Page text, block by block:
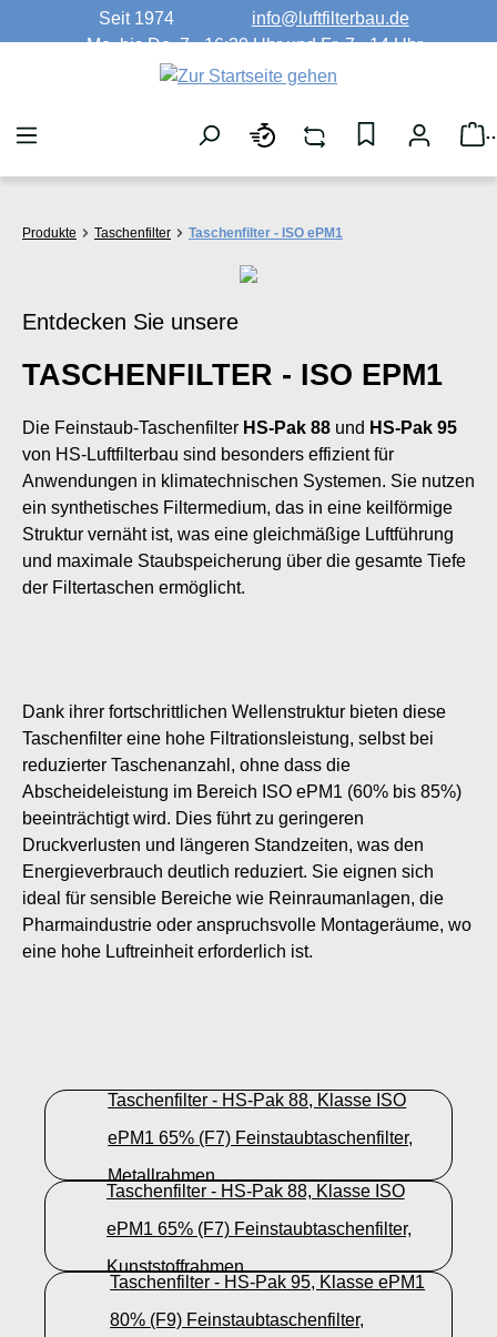
Zum Hauptinhalt springen
Seit 1974
info@luftfilterbau.de
Mo. bis Do. 7 - 16:30 Uhr und Fr. 7 - 14 Uhr
Produkte Taschenfilter Taschenfilter - ISO ePM1
Entdecken Sie unsere
TASCHENFILTER - ISO EPM1
Die Feinstaub-Taschenfilter HS-Pak 88 und HS-Pak 95
von HS-Luftfilterbau sind besonders effizient für
Anwendungen in klimatechnischen Systemen. Sie nutzen
ein synthetisches Filtermedium, das in eine keilförmige
Struktur vernäht ist, was eine gleichmäßige Luftführung
und maximale Staubspeicherung über die gesamte Tiefe
der Filtertaschen ermöglicht.
Dank ihrer fortschrittlichen Wellenstruktur bieten diese
Taschenfilter eine hohe Filtrationsleistung, selbst bei
reduzierter Taschenanzahl, ohne dass die
Abscheideleistung im Bereich ISO ePM1 (60% bis 85%)
beeinträchtigt wird. Dies führt zu geringeren
Druckverlusten und längeren Standzeiten, was den
Energieverbrauch deutlich reduziert. Sie eignen sich
ideal für sensible Bereiche wie Reinraumanlagen, die
Pharmaindustrie oder anspruchsvolle Montageräume, wo
eine hohe Luftreinheit erforderlich ist​.
Taschenfilter - HS-Pak 88, Klasse ISO
ePM1 65% (F7) Feinstaubtaschenfilter,
Metallrahmen
Taschenfilter - HS-Pak 88, Klasse ISO
ePM1 65% (F7) Feinstaubtaschenfilter,
Kunststoffrahmen
Taschenfilter - HS-Pak 95, Klasse ePM1
80% (F9) Feinstaubtaschenfilter,